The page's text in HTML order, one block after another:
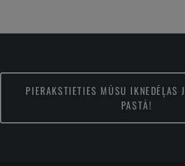
PIERAKSTIETIES MŪSU IKNEDĒĻAS
PASTĀ!